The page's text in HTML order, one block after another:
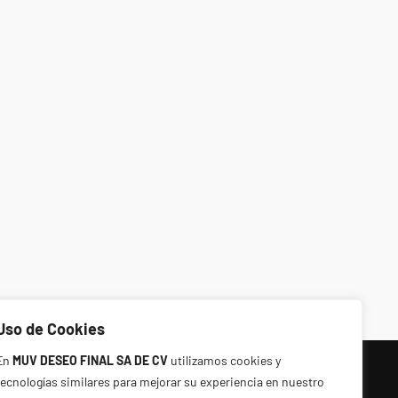
de Cookies
MUV DESEO FINAL SA DE CV utilizamos cookies y
similares para mejorar su experiencia en nuestro